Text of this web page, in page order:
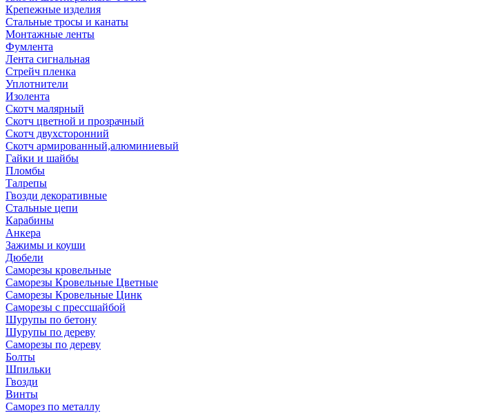
Крепежные изделия
Стальные тросы и канаты
Монтажные ленты
Фумлента
Лента сигнальная
Стрейч пленка
Уплотнители
Изолента
Скотч малярный
Скотч цветной и прозрачный
Скотч двухсторонний
Скотч армированный,алюминиевый
Гайки и шайбы
Пломбы
Талрепы
Гвозди декоративные
Стальные цепи
Карабины
Анкера
Зажимы и коуши
Дюбели
Саморезы кровельные
Саморезы Кровельные Цветные
Саморезы Кровельные Цинк
Саморезы с прессшайбой
Шурупы по бетону
Шурупы по дереву
Саморезы по дереву
Болты
Шпильки
Гвозди
Винты
Саморез по металлу